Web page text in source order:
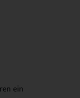
ein